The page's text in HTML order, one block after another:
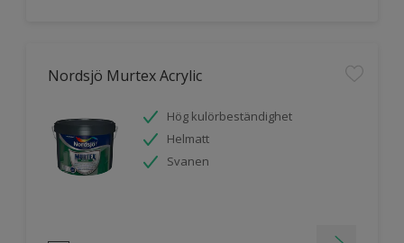
Nordsjö Murtex Acrylic
Hög kulörbeständighet
Helmatt
Svanen